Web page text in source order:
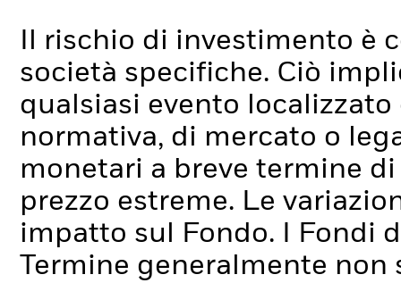
Il rischio di investimento è
società specifiche. Ciò
qualsiasi evento
normativa, di mercato o
monetari a breve termine
prezzo estreme. Le
impatto sul Fondo.
I Fondi
Termine generalmente non